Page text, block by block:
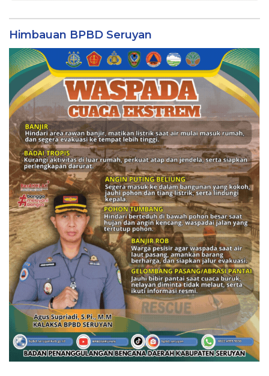
Himbauan BPBD Seruyan